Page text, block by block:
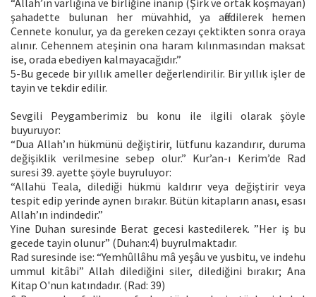
şahadette bulunan her müvahhid, ya affedilerek hemen
Cennete konulur, ya da gereken cezayı çektikten sonra oraya
alınır. Cehennem ateşinin ona haram kılınmasından maksat
ise, orada ebediyen kalmayacağıdır.”
5-Bu gecede bir yıllık ameller değerlendirilir. Bir yıllık işler de
tayin ve tekdir edilir.
Sevgili Peygamberimiz bu konu ile ilgili olarak şöyle
buyuruyor:
“Dua Allah’ın hükmünü değiştirir, lütfunu kazandırır, duruma
değişiklik verilmesine sebep olur.” Kur’an-ı Kerim’de Rad
suresi 39. ayette şöyle buyruluyor:
“Allahü Teala, dilediği hükmü kaldırır veya değiştirir veya
tespit edip yerinde aynen bırakır. Bütün kitapların anası, esası
Allah’ın indindedir.”
Yine Duhan suresinde Berat gecesi kastedilerek. ”Her iş bu
gecede tayin olunur” (Duhan:4) buyrulmaktadır.
Rad suresinde ise: “Yemhûllâhu mâ yeşâu ve yusbitu, ve indehu
ummul kitâbi” Allah dilediğini siler, dilediğini bırakır; Ana
Kitap O'nun katındadır. (Rad: 39)